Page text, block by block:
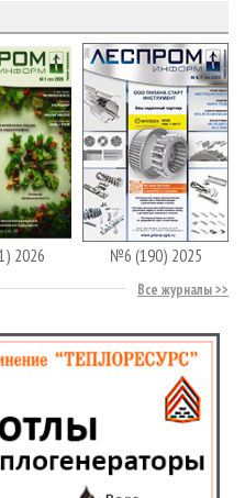
2026 №6 (190) 2025
Все журналы